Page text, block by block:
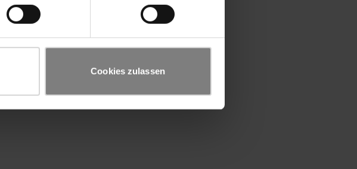
Cookies zulassen